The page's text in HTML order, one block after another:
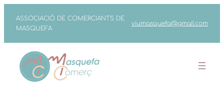
contingut
ASSOCIACIÓ DE COMERCIANTS DE
MASQUEFA
viumasquefa@gmail.com